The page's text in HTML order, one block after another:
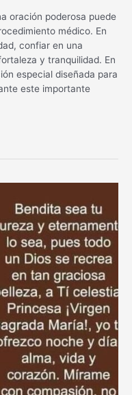
oración poderosa puede
médico. En
confiar en una
y tranquilidad. En
especial diseñada para
este importante